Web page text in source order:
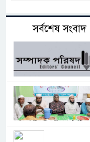
সর্বশেষ সংবাদ